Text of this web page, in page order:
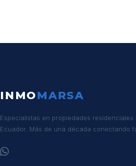
INMOMARSA
Especialistas en propiedades residenciales
Ecuador. Más de una década conectando